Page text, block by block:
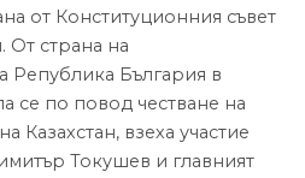
от Конституционния съвет
От страна на
Република България в
се по повод честване на
Казахстан, взеха участие
Токушев и главният